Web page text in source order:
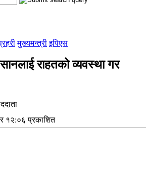
मुख्यमन्त्री इपिएस
राहतको व्यवस्था गर
१२:०६ प्रकाशित